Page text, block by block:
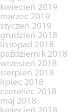
kwiecień 2019
marzec 2019
styczeń 2019
grudzień 2018
listopad 2018
październik 2018
wrzesień 2018
sierpień 2018
lipiec 2018
czerwiec 2018
maj 2018